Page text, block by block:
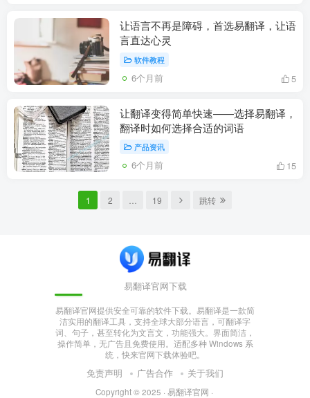
让语言不再是障碍，首选易翻译，让语
言直达心灵
软件教程
6个月前 5
让翻译变得简单快速——选择易翻译，
翻译时如何选择合适的词语
产品资讯
6个月前 15
1 2 … 19 跳转
易翻译官网下载
易翻译官网提供安全可靠的软件下载。易翻译是一款简
洁实用的翻译工具，支持全球大部分语言，可翻译字
词、句子，甚至转化为文言文，功能强大。界面简洁，
操作简单，无广告且免费使用。适配多种 Windows 系
统，快来官网下载体验吧。
免责声明 广告合作 关于我们
Copyright © 2025 · 易翻译官网 ·